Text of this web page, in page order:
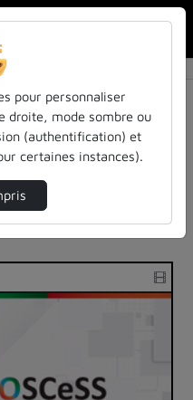
:
et-jeux-de-plein-
pour personnaliser
droite, mode sombre ou
(authentification) et
certaines instances).